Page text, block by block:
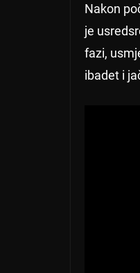
Nakon
je
fazi,
ibadet i